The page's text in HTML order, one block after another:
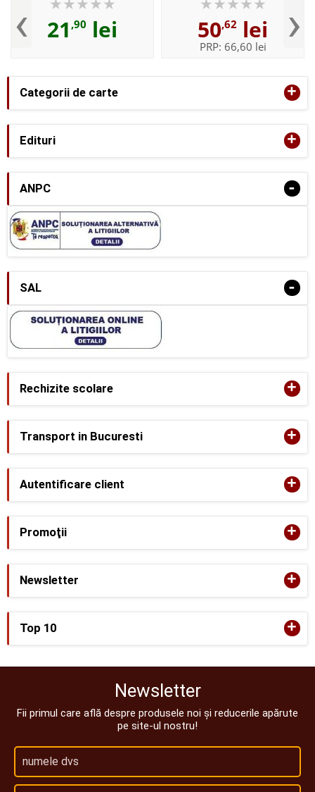
Categorii de carte +
Edituri +
ANPC -
SAL -
‹ 21 ,90 lei 50,62 lei
PRP: 66,60 lei ›
Rechizite scolare +
Transport in Bucuresti +
Autentificare client +
Promoţii +
Newsletter +
Top 10 +
Newsletter
Fii primul care află despre produsele noi și reducerile apărute
pe site-ul nostru!